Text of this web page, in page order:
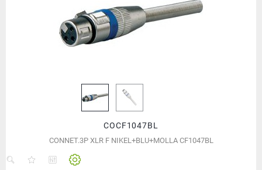
COCF1047BL
CONNET.3P XLR F NIKEL+BLU+MOLLA CF1047BL